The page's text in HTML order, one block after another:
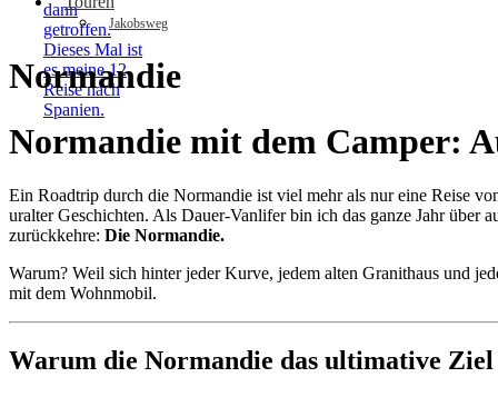
Lleida
Jakobsweg
Normandie
Normandie mit dem Camper:
Ein Roadtrip durch die Normandie ist viel mehr als nur eine Reise
uralter Geschichten. Als Dauer-Vanlifer bin ich das ganze Jahr über
zurückkehre: Die Normandie.
Warum? Weil sich hinter jeder Kurve, jedem alten Granithaus und
mit dem Wohnmobil.
Warum die Normandie das ultimative